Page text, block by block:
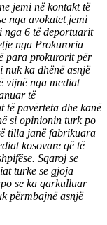
jemi në kontakt të
nga avokatet jemi
nga 6 të deportuarit
nga Prokuroria
para prokurorit për
nuk ka dhënë asnjë
vijnë nga mediat
të
të pavërteta dhe kanë
si opinionin turk po
tilla janë fabrikuara
kosovare që të
Sqaroj se
turke se gjoja
se ka qarkulluar
përmbajnë asnjë